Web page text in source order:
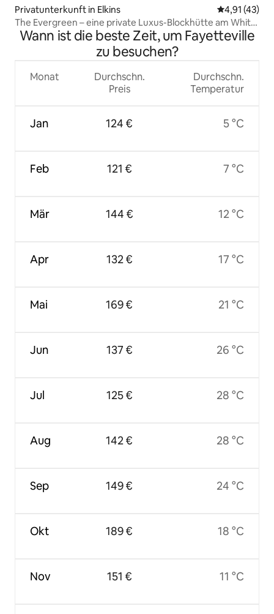
Privatunterkunft in Elkins
4,91 (43)
The Evergreen – eine private Luxus-Blockhütte am White
River
Wann ist die beste Zeit, um Fayetteville
zu besuchen?
Monat
Jan
Feb
Mär
Apr
Mai
Jun
Jul
Aug
Sep
Okt
Nov
Durchschn.
Preis
124 €
121 €
144 €
132 €
169 €
137 €
125 €
142 €
149 €
189 €
151 €
Durchschn.
Temperatur
5 °C
7 °C
12 °C
17 °C
21 °C
26 °C
28 °C
28 °C
24 °C
18 °C
11 °C